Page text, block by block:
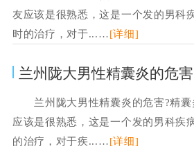
友应该是很熟悉，这是一个发的男科
时的治疗，对于...…[详细]
兰州陇大男性精囊炎的危
兰州陇大男性精囊炎的危害?精囊
应该是很熟悉，这是一个发的男科疾
的治疗，对于疾...…[详细]